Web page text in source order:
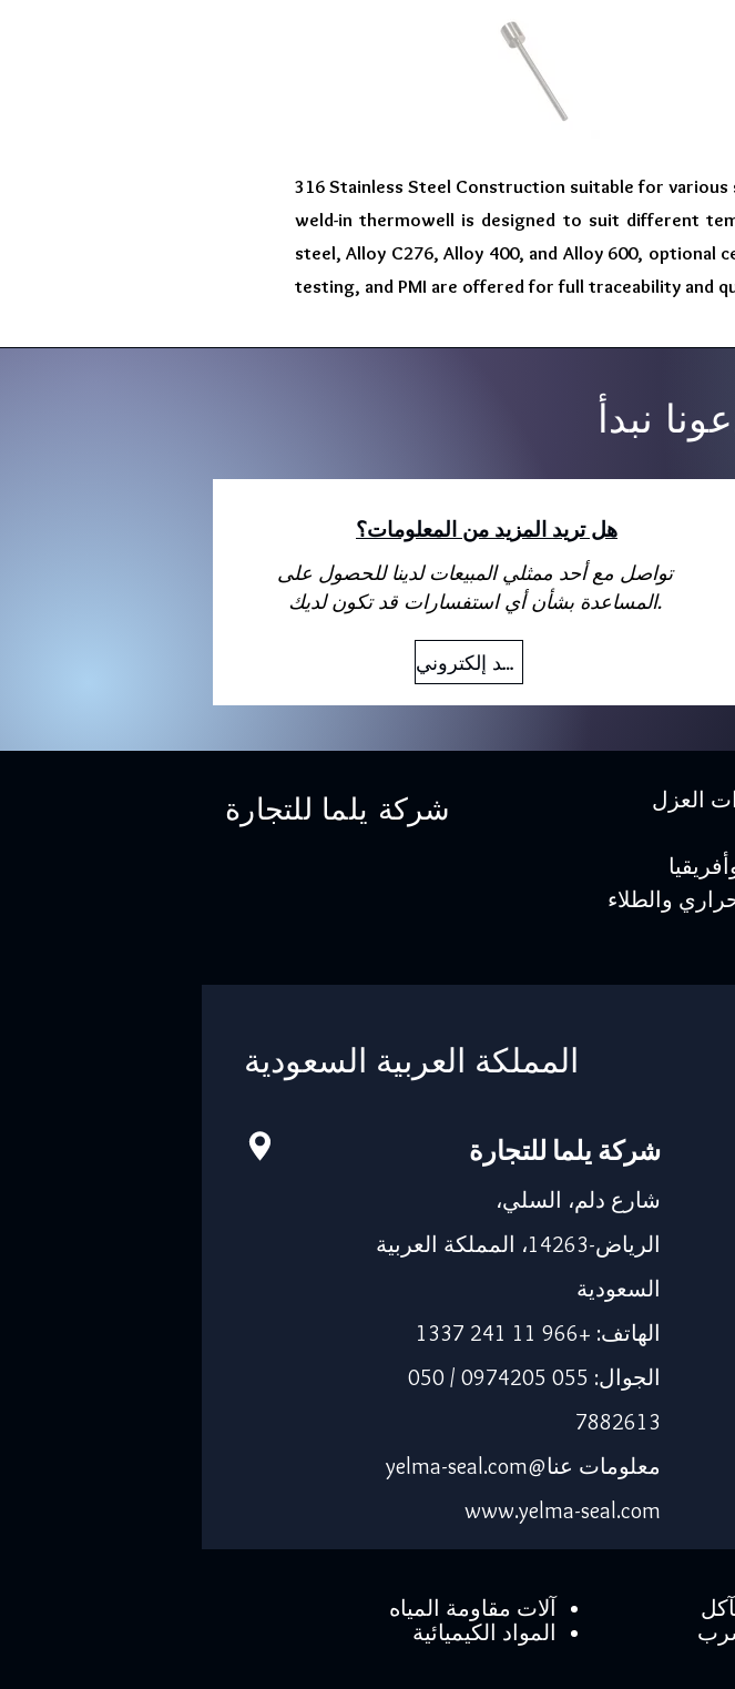
316 Stainless Steel Construction suitable for
weld-in thermowell is designed to suit different
steel, Alloy C276, Alloy 400, and Alloy 600,
testing, and PMI are offered for full traceability and
نبدأ
هل تريد المزيد من المعلومات؟
تواصل مع أحد ممثلي المبيعات لدينا للحصول على
المساعدة بشأن أي استفسارات قد تكون لديك.
بريد إلكتروني
شركة يلما للتجارة
العزل
والطلاء
المملكة العربية السعودية
شركة يلما للتجارة
شارع دلم، السلي،
الرياض-14263، المملكة العربية
السعودية
الهاتف: +966 11 241 1337
الجوال: 055 0974205 / 050
7882613
معلومات عنا@yelma-seal.com
www.yelma-seal.com
آلات مقاومة المياه
المواد الكيميائية